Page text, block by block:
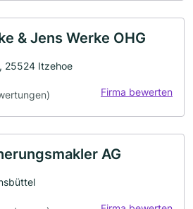
& Jens Werke OHG
25524 Itzehoe
Firma bewerten
AG